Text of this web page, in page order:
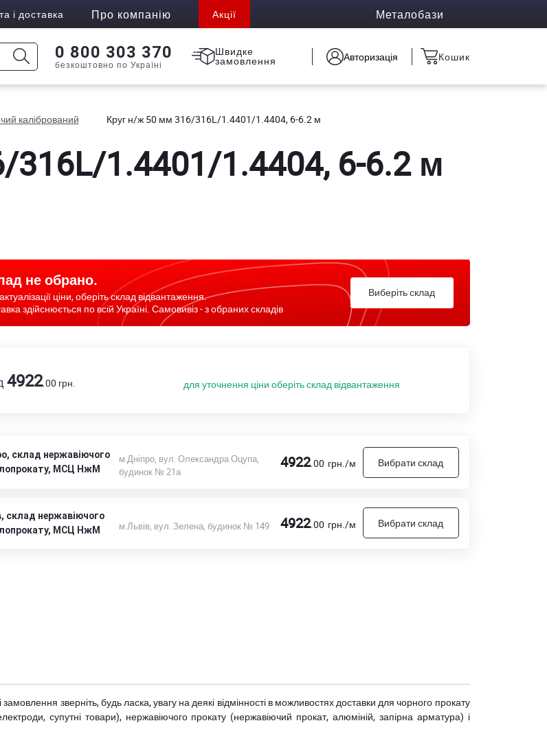
і доставка Про компанію Акції Металобази
0 800 303 370
безкоштовно по Україні
Швидке
замовлення Авторизація Кошик
калібрований Круг н/ж 50 мм 316/316L/1.4401/1.4404, 6-6.2 м
1.4401/1.4404, 6-6.2 м
не обрано.
ціни, оберіть склад відвантаження.
здійснюється по всій Україні. Самовивіз - з обраних складів
Виберіть склад
4922.00 грн. для уточнення ціни оберіть склад відвантаження
склад нержавіючого
МСЦ НжМ
м.Дніпро, вул. Олександра Оцупа,
будинок № 21а
4922.00 грн./м Вибрати склад
склад нержавіючого
МСЦ НжМ
м.Львів, вул. Зелена, будинок № 149 4922.00 грн./м Вибрати склад
зверніть, будь ласка, увагу на деякі відмінності в можливостях доставки для чорного прокату
супутні товари), нержавіючого прокату (нержавіючий прокат, алюміній, запірна арматура) і